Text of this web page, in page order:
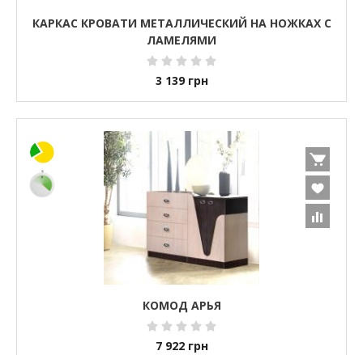
КАРКАС КРОВАТИ МЕТАЛЛИЧЕСКИЙ НА НОЖКАХ С
ЛАМЕЛЯМИ
3 139 грн
КОМОД АРЬЯ
7 922 грн